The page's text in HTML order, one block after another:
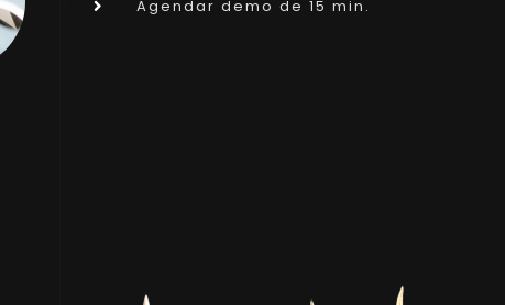
Agendar demo de 15 min.